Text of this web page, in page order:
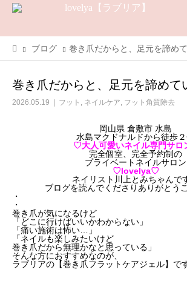
ブログ 巻き爪だからと、足元を諦め
巻き爪だからと、足元を諦めて
2026.05.19 フット , ネイルケア, フット角質除去
岡山県 倉敷市 水島
水島マクドナルドから徒歩
♡大人可愛いネイル専門サ
完全個室、完全予約制の
プライベートネイルサロン
♡lovelya♡
ネイリスト川上とみちゃんで
ブログを読んでくださりありがとう
・
・
巻き爪が気になるけど
「どこに行けばいいかわからない」
「痛い施術は怖い…」
「ネイルも楽しみたいけど
巻き爪だから無理かなと思っている」
そんな方におすすめなのが、
ラブリアの【巻き爪フラットケアジェル】です